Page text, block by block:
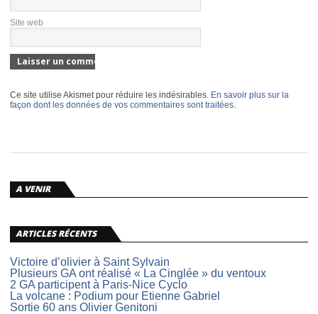
Site web
Ce site utilise Akismet pour réduire les indésirables. En savoir plus sur la
façon dont les données de vos commentaires sont traitées
A VENIR
ARTICLES RÉCENTS
Victoire d’olivier à Saint Sylvain
Plusieurs GA ont réalisé « La Cinglée » du ventoux
2 GA participent à Paris-Nice Cyclo
La volcane : Podium pour Etienne Gabriel
Sortie 60 ans Olivier Genitoni